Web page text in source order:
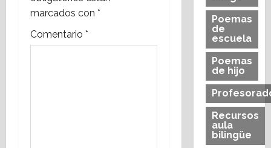
d
e
marcados con *
Comentario *
Poemas
de
escuela
Poemas
de hijo
Recursos
aula
bilingüe